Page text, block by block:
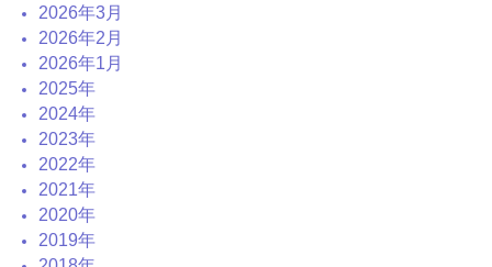
2026年3月
2026年2月
2026年1月
2025年
2024年
2023年
2022年
2021年
2020年
2019年